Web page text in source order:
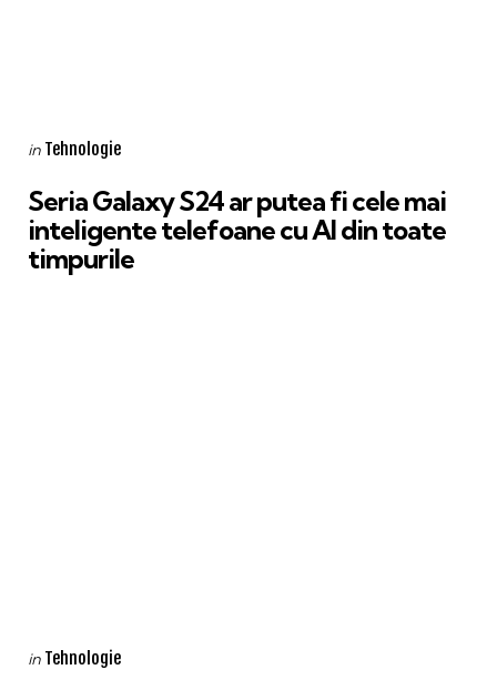
Categories
Posted
in Tehnologie
Seria Galaxy S24 ar putea fi cele mai
inteligente telefoane cu AI din toate
timpurile
Categories
Posted
in Tehnologie